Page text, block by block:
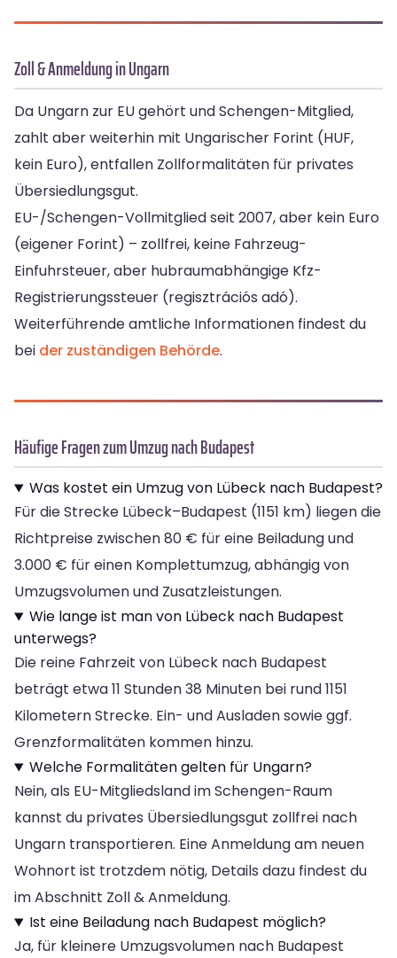
Zoll & Anmeldung in Ungarn
Da Ungarn zur EU gehört und Schengen-Mitglied,
zahlt aber weiterhin mit Ungarischer Forint (HUF,
kein Euro), entfallen Zollformalitäten für privates
Übersiedlungsgut.
EU-/Schengen-Vollmitglied seit 2007, aber kein Euro
(eigener Forint) – zollfrei, keine Fahrzeug-
Einfuhrsteuer, aber hubraumabhängige Kfz-
Registrierungssteuer (regisztrációs adó).
Weiterführende amtliche Informationen findest du
bei der zuständigen Behörde.
Häufige Fragen zum Umzug nach Budapest
Was kostet ein Umzug von Lübeck nach Budapest?
Für die Strecke Lübeck–Budapest (1151 km) liegen die
Richtpreise zwischen 80 € für eine Beiladung und
3.000 € für einen Komplettumzug, abhängig von
Umzugsvolumen und Zusatzleistungen.
Wie lange ist man von Lübeck nach Budapest
unterwegs?
Die reine Fahrzeit von Lübeck nach Budapest
beträgt etwa 11 Stunden 38 Minuten bei rund 1151
Kilometern Strecke. Ein- und Ausladen sowie ggf.
Grenzformalitäten kommen hinzu.
Welche Formalitäten gelten für Ungarn?
Nein, als EU-Mitgliedsland im Schengen-Raum
kannst du privates Übersiedlungsgut zollfrei nach
Ungarn transportieren. Eine Anmeldung am neuen
Wohnort ist trotzdem nötig, Details dazu findest du
im Abschnitt Zoll & Anmeldung.
Ist eine Beiladung nach Budapest möglich?
Ja, für kleinere Umzugsvolumen nach Budapest